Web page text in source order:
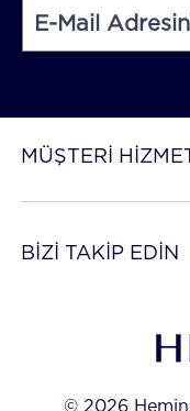
MÜŞTERİ
BİZİ TAKİP EDİN
© 2026